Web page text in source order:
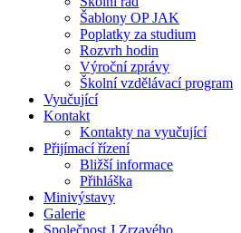
Šablony OP JAK
Poplatky za studium
Rozvrh hodin
Výroční zprávy
Školní vzdělávací program
Vyučující
Kontakt
Kontakty na vyučující
Přijímací řízení
Bližší informace
Přihláška
Minivýstavy
Galerie